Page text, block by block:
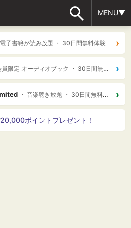
MENU▼
子書籍が読み放題 ・ 30日間無料体験 ›
限定 オーディオブック ・ 30日間無料体験 ›
・ 音楽聴き放題 ・ 30日間無料体験 ›
20,000ポイントプレゼント！